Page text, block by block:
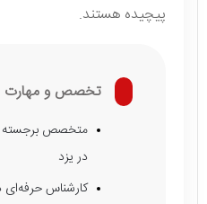
پیچیده هستند.
تخصص و مهارت
متخصص برجسته
در یزد
کارشناس حرفه‌ای